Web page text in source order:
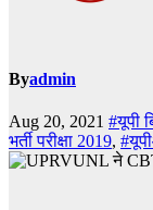
Byadmin
Aug 20, 2021 #यूपी
भर्ती परीक्षा 2019,